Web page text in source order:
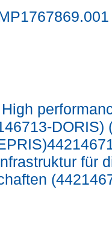
DORIS)
für